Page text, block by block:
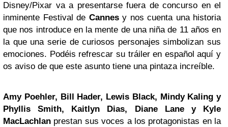
Disney/Pixar va a presentarse fuera de concurso en el
inminente Festival de Cannesy nos cuenta una historia
que nos introduce en la mente de una niña de 11 años en
la que una serie de curiosos personajes simbolizan sus
emociones. Podéis refrescar su tráiler en español aquí y
os aviso de que este asunto tiene una pintaza increíble.
Amy Poehler, Bill Hader, Lewis Black, Mindy Kaling y
Phyllis Smith, Kaitlyn Dias, Diane Laney Kyle
MacLachlan prestan sus voces a los protagonistas en la